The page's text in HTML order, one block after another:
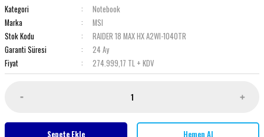
Kategori
Notebook
Marka
MSI
Stok Kodu
RAIDER 18 MAX HX A2WI-1040TR
Garanti Süresi
24 Ay
Fiyat
274.999,17 TL + KDV
Sepete Ekle Hemen Al